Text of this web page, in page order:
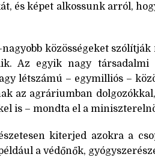
és képet alkossunk arról,
közösségeket
Az egyik nagy
létszámú – egymilliós –
az agráriumban
is – mondta el a
kiterjed azokra a
a védőnők,